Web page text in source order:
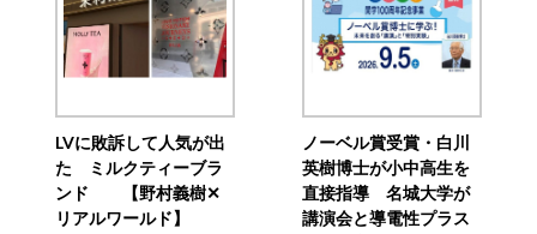
LVに敗訴して人気が出
た ミルクティーブラ
ンド 【野村義樹✕
リアルワールド】
ノーベル賞受賞・白川
英樹博士が小中高生を
直接指導 名城大学が
講演会と導電性プラス